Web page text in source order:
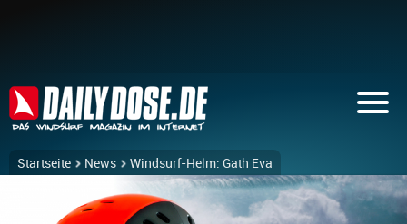
Startseite News Windsurf-Helm: Gath Eva